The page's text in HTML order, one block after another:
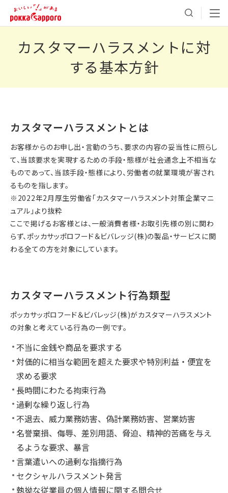
カスタマーハラスメントに対
する基本方針
カスタマーハラスメントとは
お客様からのお申し出・言動のうち、要求の内容の妥当性に照らし
て、当該要求を実現するための手段・態様が社会通念上不相当な
ものであって、当該手段・態様により、労働者の就業環境が害され
るものを指します。
※2022年2月厚生労働省「カスタマーハラスメント対策企業マニ
ュアル」より抜粋
ここで掲げるお客様とは、一般消費者様・お取引先様の別に関わ
らず、ポッカサッポロフード＆ビバレッジ(株)の製品・サービスに関
わる全ての方を対象にしています。
カスタマーハラスメント行為類型
ポッカサッポロフード＆ビバレッジ(株)がカスタマーハラスメント
の対象と考えている行為の一例です。
不当に金銭や商品を要求する
対価的に相当な範囲を超えた要求や特別利益・便宜を
求める要求
長時間にわたる拘束行為
過剰な繰り返し行為
不退去、威力業務妨害、偽計業務妨害、営業妨害
名誉棄損、侮辱、差別用語、脅迫、精神的苦痛を与え
るような要求、暴言
言葉遣いへの過剰な指摘行為
セクシャルハラスメント発言
執拗な従業員の個人情報に関する問合せ